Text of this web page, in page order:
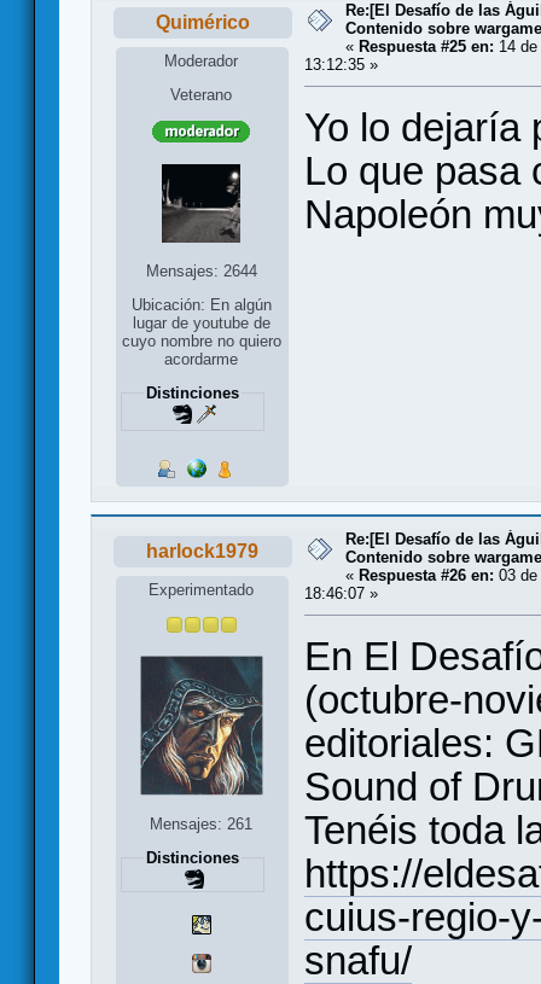
Quimérico
Moderador
Veterano
Mensajes: 2644
Ubicación: En algún
lugar de youtube de
cuyo nombre no quiero
acordarme
Distinciones
Re:[El Desafío de las
Contenido sobre
« Respuesta #25 en: 14
13:12:35 »
Yo lo dejaría
Lo que pasa
Napoleón
harlock1979
Experimentado
Mensajes: 261
Distinciones
Re:[El Desafío de las
Contenido sobre
« Respuesta #26 en: 03
18:46:07 »
En El
(octubre-
editoriales:
Sound of
Tenéis toda
https://
cuius-regio-
snafu/